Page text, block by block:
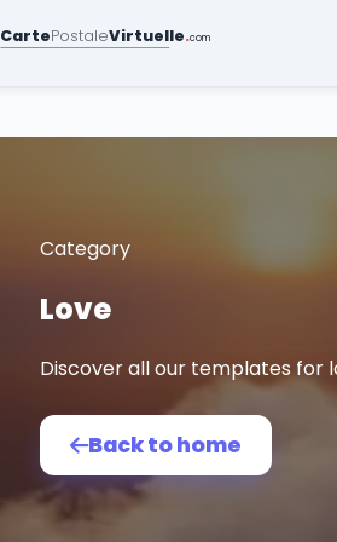
CartePostaleVirtuelle.com
Category
Love
Discover all our templates for
Back to home